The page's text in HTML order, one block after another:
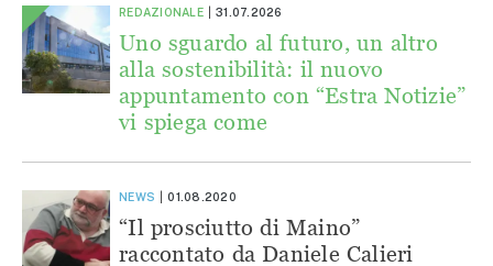
REDAZIONALE 31.07.2026
Uno sguardo al futuro, un altro
alla sostenibilità: il nuovo
appuntamento con “Estra Notizie”
vi spiega come
NEWS 01.08.2020
“Il prosciutto di Maino”
raccontato da Daniele Calieri